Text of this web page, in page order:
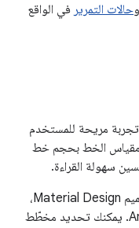
وحالات التمرير في الواقع
تجربة مريحة للمستخدم
مقياس الخط بحجم خط
إذا كان تطبيقك الحالي يتّبع إرشادات لغة تصميم Material Design،
يعني ذلك أنّه تم تحسينه لأجهزة Android XR. يمكنك تحديد مخطّط